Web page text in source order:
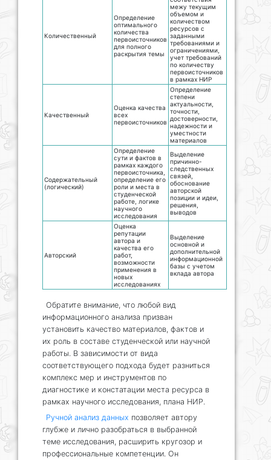
Количественный
Определение
оптимального
количества
первоисточников
для полного
раскрытия темы
межу текущим
объемом и
количеством
ресурсов с
заданными
требованиями и
ограничениями,
учет требований
по количеству
первоисточников
в рамках НИР
Качественный
Оценка качества
всех
первоисточников
Определение
степени
актуальности,
точности,
достоверности,
надежности и
уместности
материалов
Содержательный
(логический)
Определение
сути и фактов в
рамках каждого
первоисточника,
определение его
роли и места в
студенческой
работе, логике
научного
исследования
Выделение
причинно-
следственных
связей,
обоснование
авторской
позиции и идеи,
решения,
выводов
Авторский
Оценка
репутации
автора и
качества его
работ,
возможности
применения в
новых
исследованиях
Выделение
основной и
дополнительной
информационной
базы с учетом
вклада автора
Обратите внимание, что любой вид
информационного анализа призван
установить качество материалов, фактов и
их роль в составе студенческой или научной
работы. В зависимости от вида
соответствующего подхода будет разниться
комплекс мер и инструментов по
диагностике и констатации места ресурса в
рамках научного исследования, плана НИР.
Ручной анализ данных позволяет автору
глубже и лично разобраться в выбранной
теме исследования, расширить кругозор и
профессиональные компетенции. Он